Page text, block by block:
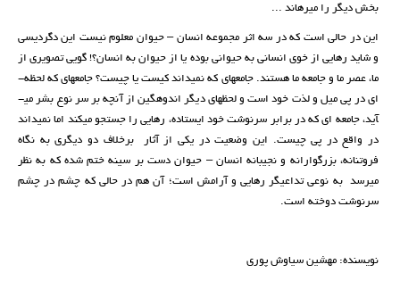
بخش دیگر را می­رهاند ...
این در حالی است که در سه اثر مجموعه انسان – حیوان معلوم نیست این دگردیسی
و شاید رهایی از خوی انسانی به حیوانی بوده یا از حیوان به انسان؟! گویی تصویری از
ما، عصر ما و جامعه ما هستند. جامعه­ای که نمی­داند کیست یا چیست؟ جامعه­ای که لحظه­
ای در پی میل و لذت خود است و لحظه­ای دیگر اندوهگین از آنچه بر سر نوع بشر می­
آید، جامعه­ ای که در برابر سرنوشت خود ایستاده، رهایی را جستجو می­کند اما نمی­داند
در واقع در پی چیست. این وضعیت در یکی از آثار برخلاف دو دیگری به نگاه
فروتنانه، بزرگوارانه و نجیبانه انسان – حیوان دست بر سینه ختم شده که به نظر
می­رسد به نوعی تداعی­گر رهایی و آرامش است؛ آن هم در حالی که چشم در چشم
سرنوشت دوخته است.
نویسنده: مهشین سیاوش پوری